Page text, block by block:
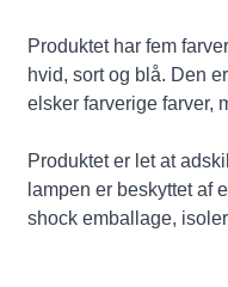
Produktet har fem
hvid, sort og blå. Den
elsker farverige farver,
Produktet er let at
lampen er beskyttet af
shock emballage,